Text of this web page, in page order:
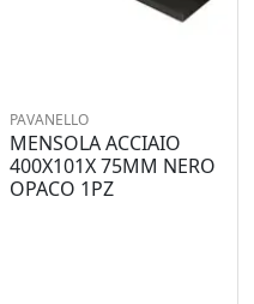
PAVANELLO
MENSOLA ACCIAIO
400X101X 75MM NERO
OPACO 1PZ